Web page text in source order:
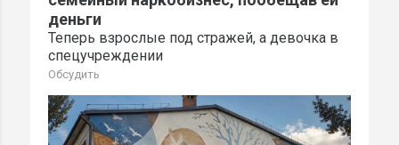
деньги
Теперь взрослые под стражей, а девочка в
спецучреждении
Обсудить